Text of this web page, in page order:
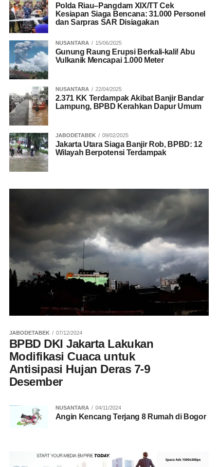
Polda Riau–Pangdam XIX/TT Cek
Kesiapan Siaga Bencana: 31.000 Personel
dan Sarpras SAR Disiagakan
NUSANTARA 15/06/2025
Gunung Raung Erupsi Berkali-kali! Abu
Vulkanik Mencapai 1.000 Meter
NUSANTARA 22/04/2025
2.371 KK Terdampak Akibat Banjir Bandar
Lampung, BPBD Kerahkan Dapur Umum
JABODETABEK 09/02/2025
Jakarta Utara Siaga Banjir Rob, BPBD: 12
Wilayah Berpotensi Terdampak
JABODETABEK 07/12/2024
BPBD DKI Jakarta Lakukan
Modifikasi Cuaca untuk
Antisipasi Hujan Deras 7-9
Desember
NUSANTARA 04/11/2024
Angin Kencang Terjang 8 Rumah di Bogor